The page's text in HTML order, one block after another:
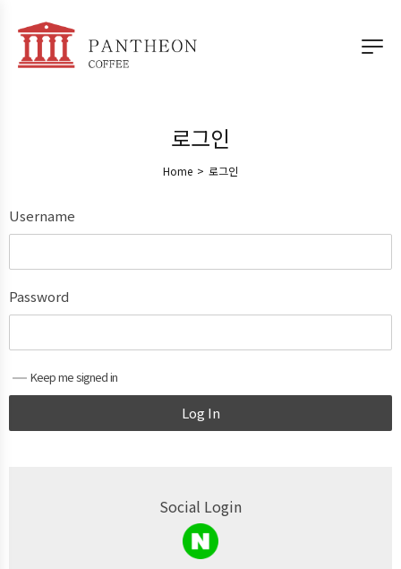
로그인
Home > 로그인
Username
Password
Keep me signed in
Log In
Social Login